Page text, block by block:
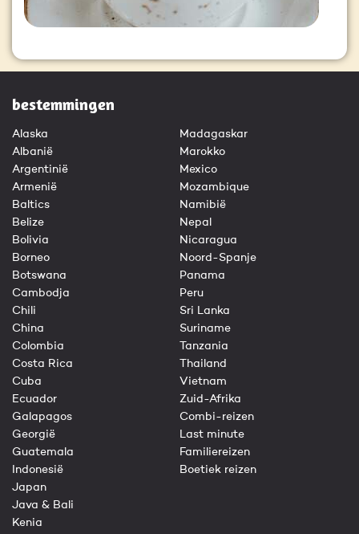
bestemmingen
Alaska
Albanië
Argentinië
Armenië
Baltics
Belize
Bolivia
Borneo
Botswana
Cambodja
Chili
China
Colombia
Costa Rica
Cuba
Ecuador
Galapagos
Georgië
Guatemala
Indonesië
Japan
Java & Bali
Kenia
Madagaskar
Marokko
Mexico
Mozambique
Namibië
Nepal
Nicaragua
Noord-Spanje
Panama
Peru
Sri Lanka
Suriname
Tanzania
Thailand
Vietnam
Zuid-Afrika
Combi-reizen
Last minute
Familiereizen
Boetiek reizen